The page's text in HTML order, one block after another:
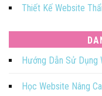
Thiết Kế Website
Hướng Dẫn Sử Dụng
Học Website Nâng